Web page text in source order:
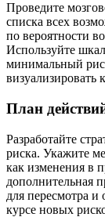
Проведите
списка всех
по вероятности
Используйте
минимальный
визуализировать
План
Разработайте
риска. Укажите
как изменения в
дополнительная
для пересмотра и
курсе новых